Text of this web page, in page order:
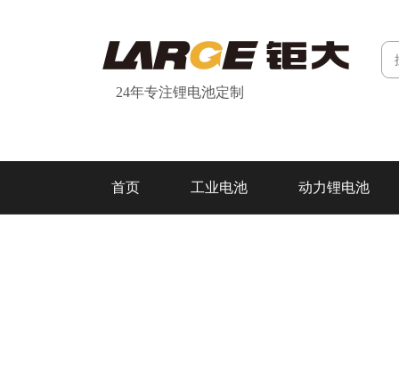
24年专注锂电池定制
首页 工业电池 动力锂电池